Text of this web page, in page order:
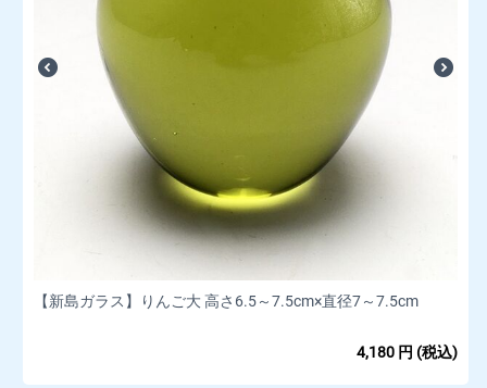
【新島ガラス】りんご大 高さ6.5～7.5cm×直径7～7.5cm
4,180 円 (税込)